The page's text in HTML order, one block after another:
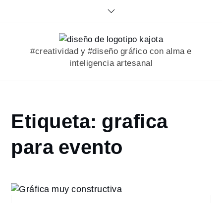
#creatividad y #diseño gráfico con alma e
inteligencia artesanal
Home
portfolio
para
Etiqueta: grafica
para evento